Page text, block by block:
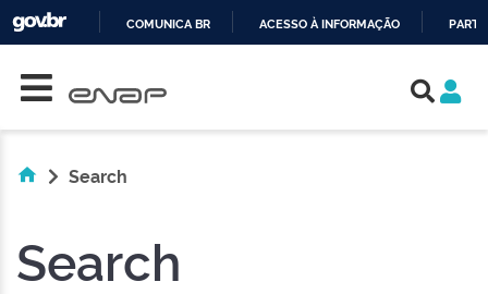
COMUNICA BR ACESSO À INFORMAÇÃO
Search
Search